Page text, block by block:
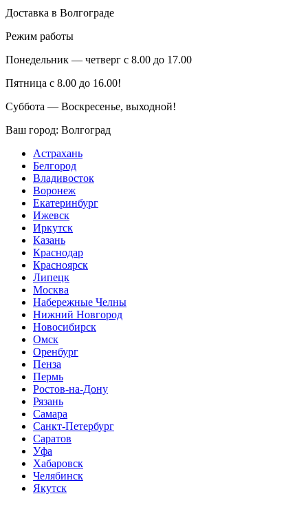
Доставка в Волгограде
Режим работы
Понедельник — четверг с 8.00 до 17.00
Пятница с 8.00 до 16.00!
Суббота — Воскресенье, выходной!
Ваш город: Волгоград
Астрахань
Белгород
Владивосток
Воронеж
Екатеринбург
Ижевск
Иркутск
Казань
Краснодар
Красноярск
Липецк
Москва
Набережные Челны
Нижний Новгород
Новосибирск
Омск
Оренбург
Пенза
Пермь
Ростов-на-Дону
Рязань
Самара
Санкт-Петербург
Саратов
Уфа
Хабаровск
Челябинск
Якутск